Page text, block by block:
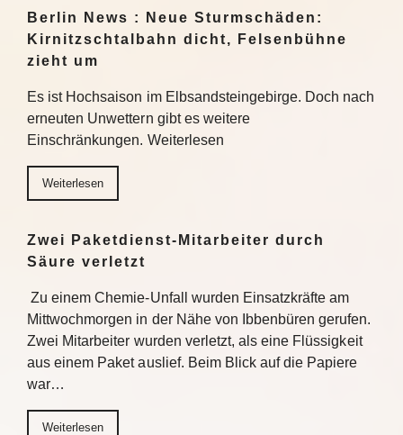
Berlin News : Neue Sturmschäden:
Kirnitzschtalbahn dicht, Felsenbühne
zieht um
Es ist Hochsaison im Elbsandsteingebirge. Doch nach
erneuten Unwettern gibt es weitere
Einschränkungen. Weiterlesen
Weiterlesen
Zwei Paketdienst-Mitarbeiter durch
Säure verletzt
Zu einem Chemie-Unfall wurden Einsatzkräfte am
Mittwochmorgen in der Nähe von Ibbenbüren gerufen.
Zwei Mitarbeiter wurden verletzt, als eine Flüssigkeit
aus einem Paket auslief. Beim Blick auf die Papiere
war…
Weiterlesen